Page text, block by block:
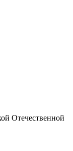
Отечественной